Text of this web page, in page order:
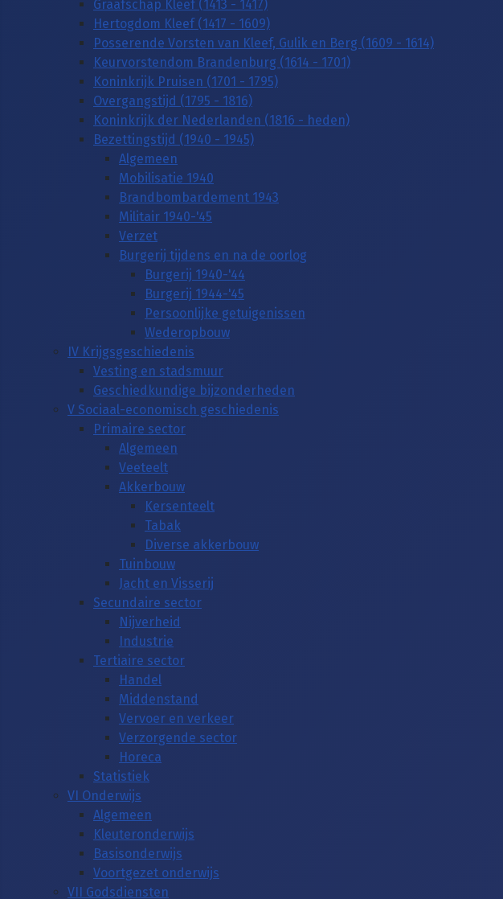
Graafschap Kleef (1413 - 1417)
Hertogdom Kleef (1417 - 1609)
Posserende Vorsten van Kleef, Gulik en Berg (1609 - 1614)
Keurvorstendom Brandenburg (1614 - 1701)
Koninkrijk Pruisen (1701 - 1795)
Overgangstijd (1795 - 1816)
Koninkrijk der Nederlanden (1816 - heden)
Bezettingstijd (1940 - 1945)
Algemeen
Mobilisatie 1940
Brandbombardement 1943
Militair 1940-'45
Verzet
Burgerij tijdens en na de oorlog
Burgerij 1940-'44
Burgerij 1944-'45
Persoonlijke getuigenissen
Wederopbouw
IV Krijgsgeschiedenis
Vesting en stadsmuur
Geschiedkundige bijzonderheden
V Sociaal-economisch geschiedenis
Primaire sector
Algemeen
Veeteelt
Akkerbouw
Kersenteelt
Tabak
Diverse akkerbouw
Tuinbouw
Jacht en Visserij
Secundaire sector
Nijverheid
Industrie
Tertiaire sector
Handel
Middenstand
Vervoer en verkeer
Verzorgende sector
Horeca
Statistiek
VI Onderwijs
Algemeen
Kleuteronderwijs
Basisonderwijs
Voortgezet onderwijs
VII Godsdiensten